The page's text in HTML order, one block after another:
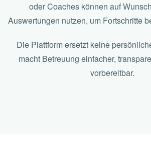
oder Coaches können auf
Auswertungen nutzen, um Fortschritte
Die Plattform ersetzt keine
macht Betreuung einfacher,
vorbereitbar.